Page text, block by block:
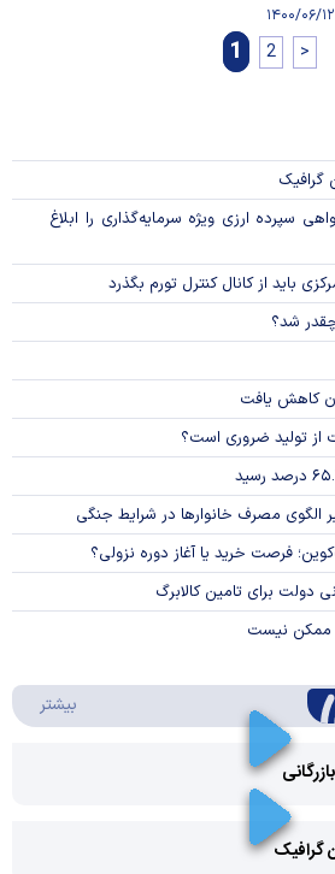
1 2 >
گرافیک
سپرده ارزی ویژه سرمایه‌گذاری را ابلاغ
باید از کانال کنترل تورم بگذرد
کاهش یافت
از تولید ضروری است؟
الگوی مصرف خانوار‌ها در شرایط جنگی
ممکن نیست
بیشتر
گرافیک